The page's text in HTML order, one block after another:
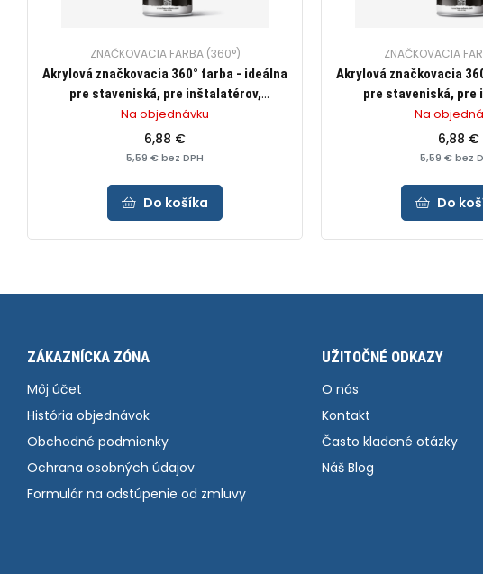
ZNAČKOVACIA FARBA (360°)
Akrylová značkovacia 360° farba - ideálna
pre staveniská, pre inštalatérov,
elektrikárov, na trasovanie, cestárske
značenie, zn. HQS (biela), 500ml
Na objednávku
6,88 €
5,59 € bez DPH
Do košíka
ZNAČKOVACIA
Akrylová značkovacia
pre staveniská, pre
elektrikárov, na
značenie, zn. HQS
Na
6,88 €
5,59 € bez
Do
ZÁKAZNÍCKA ZÓNA
Môj účet
História objednávok
Obchodné podmienky
Ochrana osobných údajov
Formulár na odstúpenie od zmluvy
UŽITOČNÉ ODKAZY
O nás
Kontakt
Často kladené otázky
Náš Blog